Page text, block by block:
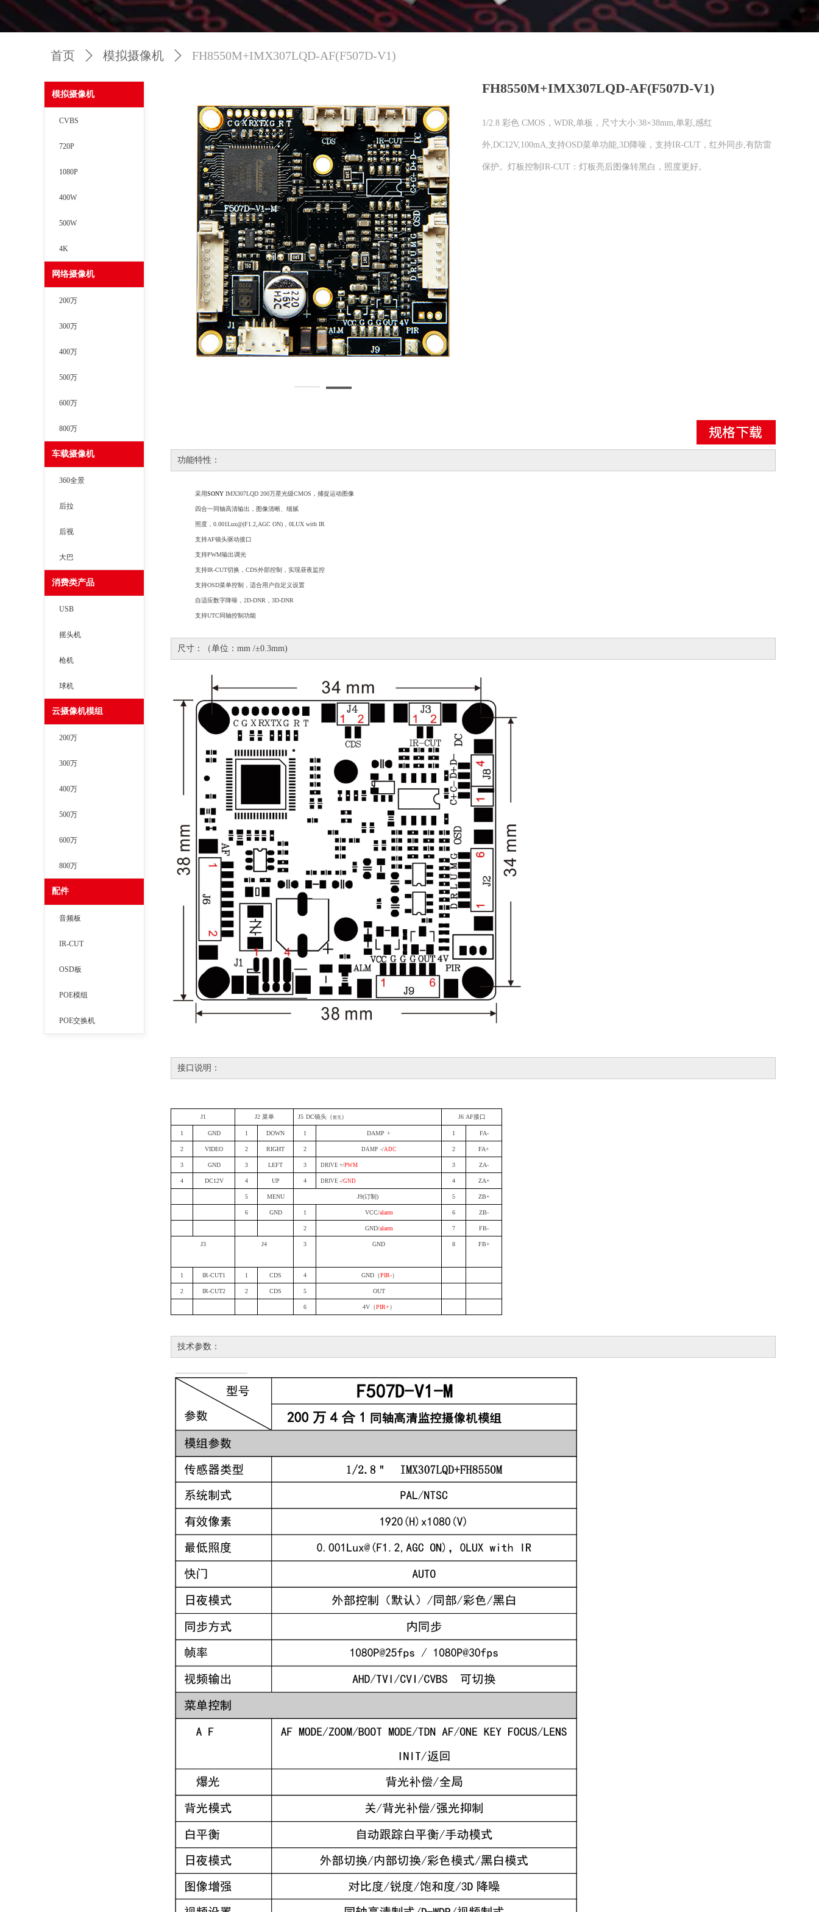
FH8550M+IMX307LQD-AF(F507D-V1)
1/2.8 彩色 CMOS，WDR,单板，尺寸大小:38×38mm,单彩,感红
外,DC12V,100mA,支持OSD菜单功能,3D降噪，支持IR-CUT，红外同步,有防雷
保护。灯板控制IR-CUT：灯板亮后图像转黑白，照度更好。
功能特性：
采用SONY IMX307LQD 200万星光级CMOS ，捕捉运动图像
四合一同轴高清输出，图像清晰、细腻
照度， 0.001Lux@(F1.2,AGC ON) 0LUX with IR
支持AF镜头驱动接口
支持PWM输出调光
支持IR-CUT切换， CDS外部控制，实现昼夜监控
支持OSD菜单控制，适合用户自定义设置
自适应数字降噪， 2D-DNR 3D-DNR
支持UTC 同轴控制功能
尺寸：（单位：mm /±0.3mm)
接口说明：
J1 J2 菜单 J5 DC镜头 （暂无） J6 AF接口
1 GND 1 DOWN 1 DAMP + 1 FA-
2 VIDEO 2 RIGHT 2 DAMP -/ADC 2 FA+
3 GND 3 LEFT 3 DRIVE+/PWM 3 ZA-
4 DC12V 4 UP 4 DRIVE-/GND 4 ZA+
5 MENU J9(订制) 5 ZB+
6 GND 1 VCC/alarm 6 ZB-
2 GND/alarm 7 FB-
J3 J4 3 GND 8 FB+
1 IR-CUT1 1 CDS 4 GND（PIR-）
2 IR-CUT2 2 CDS 5 OUT
6 4V（PIR+）
技术参数：
模拟摄像机
CVBS
720P
1080P
400W
500W
4K
网络摄像机
200万
300万
400万
500万
600万
800万
车载摄像机
360全景
后拉
后视
大巴
消费类产品
USB
摇头机
枪机
球机
云摄像机模组
200万
300万
400万
500万
600万
800万
配件
音频板
IR-CUT
OSD板
POE模组
POE交换机
首页 ꄲ 模拟摄像机 ꄲ FH8550M+IMX307LQD-AF(F507D-V1)